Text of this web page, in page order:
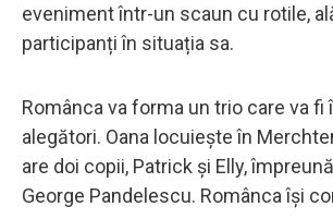
eveniment într-un scaun cu rotile,
participanți în situația sa.
Românca va forma un trio care va
alegători. Oana locuiește în
are doi copii, Patrick și Elly,
George Pandelescu. Românca își